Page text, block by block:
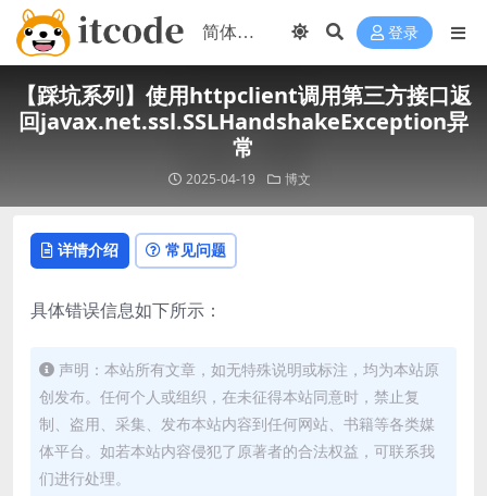
登录
【踩坑系列】使用httpclient调用第三方接口返
回javax.net.ssl.SSLHandshakeException异
常
2025-04-19 博文
详情介绍 常见问题
具体错误信息如下所示：
声明：本站所有文章，如无特殊说明或标注，均为本站原
创发布。任何个人或组织，在未征得本站同意时，禁止复
制、盗用、采集、发布本站内容到任何网站、书籍等各类媒
体平台。如若本站内容侵犯了原著者的合法权益，可联系我
们进行处理。